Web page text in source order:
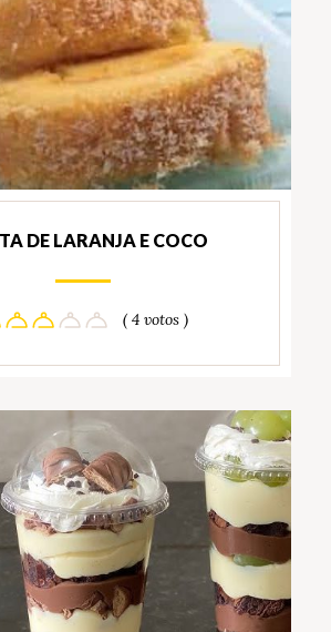
DE LARANJA E COCO
( 4 votos )